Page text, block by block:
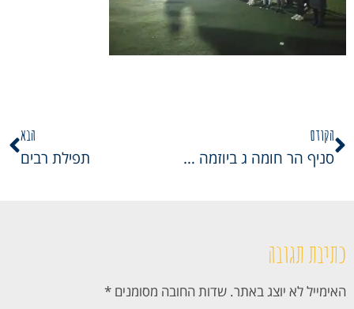
הקודם
סניף הר חומה ג ביוזמה מרגשת!
הבא
תפילת רבים
כתיבת תגובה
האימייל לא יוצג באתר. שדות החובה מסומנים *